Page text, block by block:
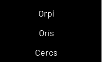
Orpí
Orís
Cercs